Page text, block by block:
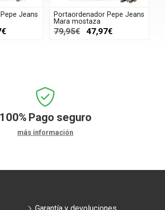
Jeans
Portaordenador Pepe Jeans
Mara mostaza
79,95€ 47,97€
100% Pago seguro
más información